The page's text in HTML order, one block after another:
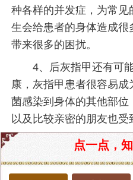
种各样的并发症，为常
生会给患者的身体造成
带来很多的困扰。
4、后灰指甲还有可能
康，灰指甲患者很容易
菌感染到身体的其他部位
以及比较亲密的朋友也受
点一点，